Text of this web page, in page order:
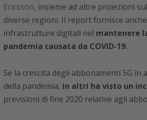
Ericsson, insieme ad altre proiezioni
diverse regioni. Il report fornisce
infrastrutture digitali nel mantenere
pandemia causata da COVID-19.
Se la crescita degli abbonamenti 5G
della pandemia, in altri ha visto un
previsioni di fine 2020 relative agli